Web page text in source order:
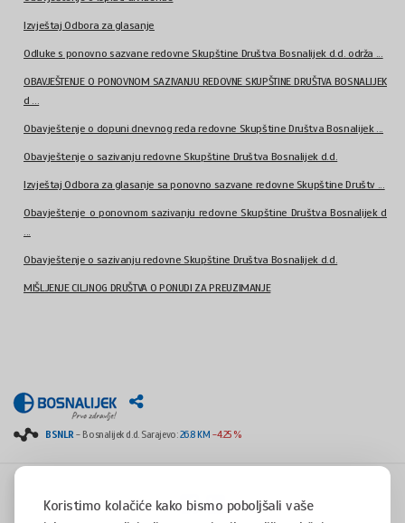
Koristimo kolačiće kako bismo poboljšali vaše
Izvještaj Odbora za glasanje
Odluke s ponovno sazvane redovne Skupštine Društva Bosnalijek d.d. održa ...
OBAVJEŠTENJE O PONOVNOM SAZIVANJU REDOVNE SKUPŠTINE DRUŠTVA BOSNALIJEK
d ...
Obavještenje o dopuni dnevnog reda redovne Skupštine Društva Bosnalijek ...
Obavještenje o sazivanju redovne Skupštine Društva Bosnalijek d.d.
Izvještaj Odbora za glasanje sa ponovno sazvane redovne Skupštine Društv ...
Obavještenje o ponovnom sazivanju redovne Skupštine Društva Bosnalijek d
...
Obavještenje o sazivanju redovne Skupštine Društva Bosnalijek d.d.
MIŠLJENJE CILJNOG DRUŠTVA O PONUDI ZA PREUZIMANJE
BSNLR- Bosnalijek d.d. Sarajevo:26.8 KM -4.25 %